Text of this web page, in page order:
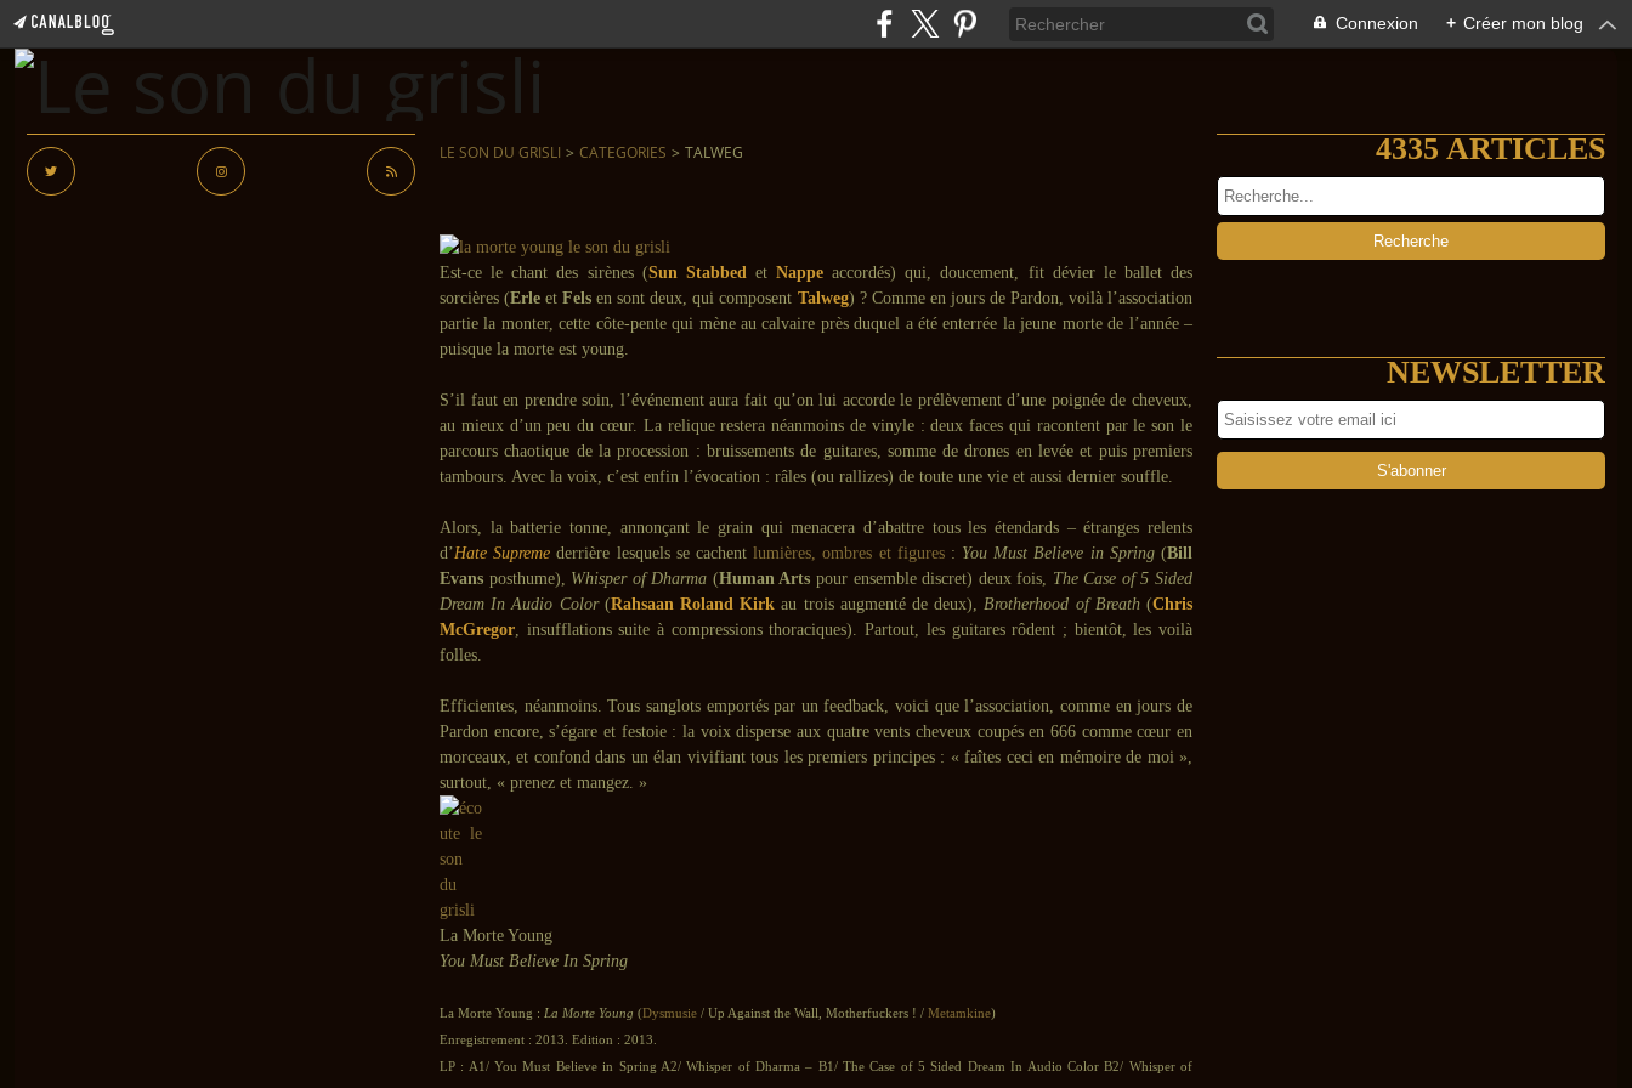
Connexion + Créer mon blog
LE SON DU GRISLI > CATEGORIES > TALWEG
Est-ce le chant des sirènes (Sun Stabbedet Nappe accordés) qui, doucement, fit dévier le ballet des
sorcières (Erle etFels en sont deux, qui composent Talweg) ? Comme en jours de Pardon, voilà l’association
partie la monter, cette côte-pente qui mène au calvaire près duquel a été enterrée la jeune morte de l’année –
puisque la morte est young.
S’il faut en prendre soin, l’événement aura fait qu’on lui accorde le prélèvement d’une poignée de cheveux,
au mieux d’un peu du cœur. La relique restera néanmoins de vinyle : deux faces qui racontent par le son le
parcours chaotique de la procession : bruissements de guitares, somme de drones en levée et puis premiers
tambours. Avec la voix, c’est enfin l’évocation : râles (ou rallizes) de toute une vie et aussi dernier souffle.
Alors, la batterie tonne, annonçant le grain qui menacera d’abattre tous les étendards – étranges relents
d’Hate Supreme derrière lesquels se cachentlumières, ombres et figures: You Must Believe in Spring(Bill
Evans posthume), Whisper of Dharma (Human Arts pour ensemble discret) deux fois, The Case of 5 Sided
Dream In Audio Color(Rahsaan Roland Kirk au trois augmenté de deux),Brotherhood of Breath(Chris
McGregor, insufflations suite à compressions thoraciques). Partout, les guitares rôdent ; bientôt, les voilà
folles.
Efficientes, néanmoins. Tous sanglots emportés par un feedback, voici que l’association, comme en jours de
Pardon encore, s’égare et festoie : la voix disperse aux quatre vents cheveux coupés en 666 comme cœur en
morceaux, et confond dans un élan vivifiant tous les premiers principes : « faîtes ceci en mémoire de moi »,
surtout, « prenez et mangez. »
La Morte Young
You Must Believe In Spring
La Morte Young : La Morte Young (Dysmusie / Up Against the Wall, Motherfuckers ! / Metamkine)
Enregistrement : 2013. Edition : 2013.
LP : A1/ You Must Believe in Spring A2/ Whisper of Dharma – B1/ The Case of 5 Sided Dream In Audio Color B2/ Whisper of
4335 ARTICLES
NEWSLETTER